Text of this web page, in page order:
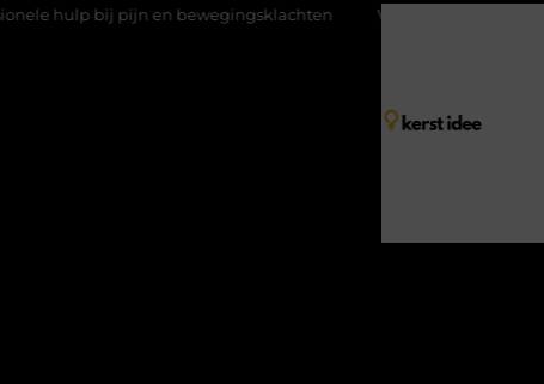
en bewegingsklachten Vakantiechecklist om jouw woning